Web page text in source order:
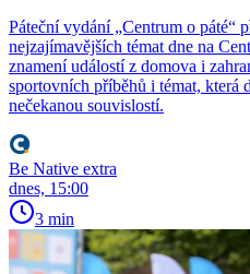
Páteční vydání „Centrum o páté“
nejzajímavějších témat dne na
znamení událostí z domova i
sportovních příběhů i témat, která
nečekanou souvislostí.
Be Native extra
dnes, 15:00
3 min